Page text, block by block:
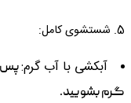
5. شستشوی کامل:
آبکشی با آب گرم:پس
گرم بشویید.